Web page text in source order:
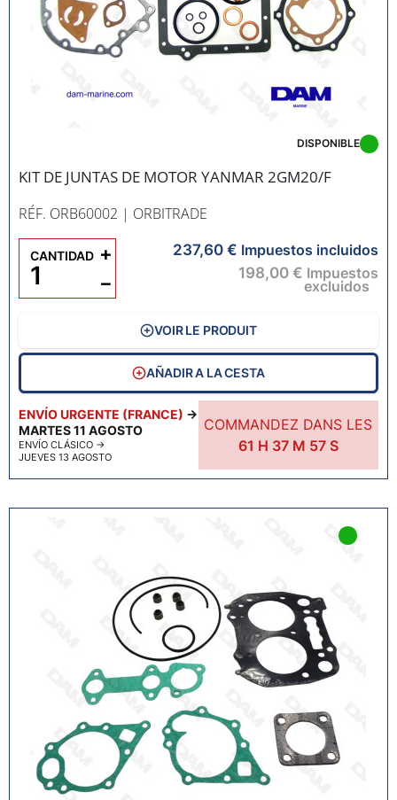
KIT DE JUNTAS DE MOTOR YANMAR 2GM20/F
RÉF. ORB60002 | ORBITRADE
ENVÍO URGENTE (FRANCE) →
MARTES 11 AGOSTO
ENVÍO CLÁSICO →
JUEVES 13 AGOSTO
COMMANDEZ DANS LES
61 H 37M 55 S
DISPONIBLE
237,60 € Impuestos incluidos
198,00 € Impuestos
excluidos
CANTIDAD
−
+
VOIR LE PRODUIT
AÑADIR A LA CESTA